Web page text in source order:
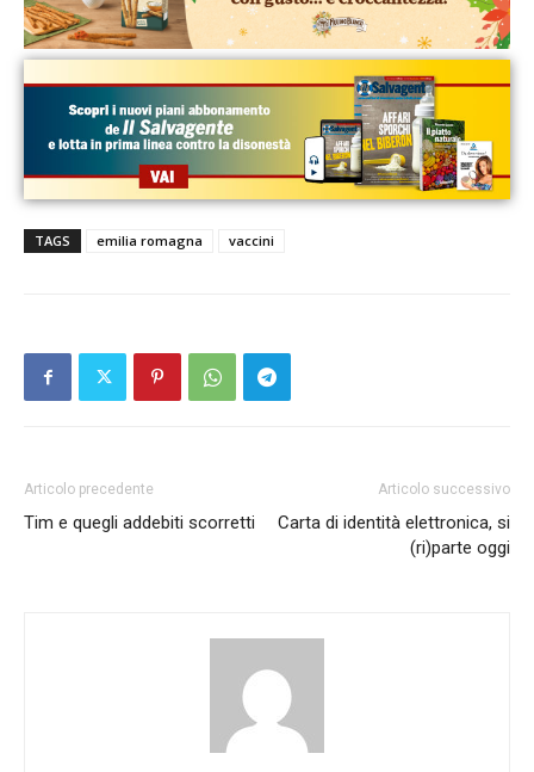
TAGS emilia romagna vaccini
Articolo precedente
Tim e quegli addebiti scorretti
Articolo successivo
Carta di identità elettronica, si
(ri)parte oggi